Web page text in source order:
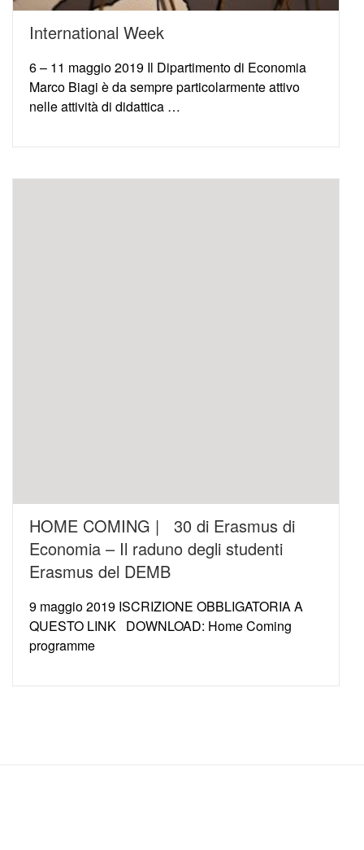
International Week
6 – 11 maggio 2019 Il Dipartimento di Economia
Marco Biagi è da sempre particolarmente attivo
nelle attività di didattica …
HOME COMING | 30 di Erasmus di
Economia – Il raduno degli studenti
Erasmus del DEMB
9 maggio 2019 ISCRIZIONE OBBLIGATORIA A
QUESTO LINK DOWNLOAD: Home Coming
programme